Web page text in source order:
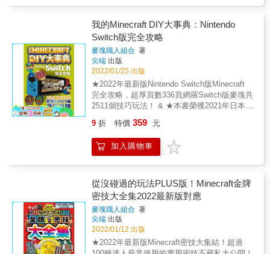
險； 你必須事先了解裝備的組裝材料，才知道
路線，才能有效率的找到最多的資源。 在地底
下冒險，面對隨時可能發生的突發狀況，你必
須臨危不亂才可以安全脫險， 最後你還要跟朋
友協調分工，才能順利打敗在天上飛來飛去的
大魔王。 所以為了打倒這隻終界龍所做的一
切， 都能提升你的空間規劃、進度安排、獨立
思考、危機處理與團隊協調等各項能力 更重要
的是，玩家還不會排斥他，這就是Minecraft 的
片，更能加速這種成長過程。
學生去玩的數位遊戲， 丹麥政府還在遊戲裡蓋
了全國地圖，讓小朋友瞭解人文歷史。 它的名
稱是「Minecraft」，亦稱「我的世界」。 ◎蓋
房子要蓋的好看，就是要3D立體圖 每一個方塊
要放哪一個位置，那個位置要使用什麼材質，
使用3D立體圖最能表達清楚！ 這本書中的每一
個步驟圖都提供3D立體圖解說，看圖照做最容
易瞭解， 還可以訓練在智力測驗上常遇到的立
體空間概念，邊看邊學，一舉數得！
我的Minecraft DIY大事典：Nintendo
Switch版完全攻略
麥塊職人組合 著
尖端 出版
2022/01/25 出版
★2022年最新版Nintendo Switch版Minecraft
完全攻略，超厚頁數336頁網羅Switch版麥塊共
2511個技巧玩法！ & ★本書榮獲2021年日本
Minecraft Switch版玩家歡迎的攻略本繁體中文
版正式在台上市！ & ★由擁有校對編輯三十餘
本Minecraft書籍經驗，全國最專業的Minecraft
心閱讀！ & Minecraft Switch主機憑藉著獨有的
操作方式，讓玩Switch版麥塊的玩家擁較獨特
的遊戲體驗。而且玩Switch版麥塊的玩家年齡
層偏低，這些體驗上的差異，可能無法自己去
應變，所以Switch版雖然也屬於基岩版，但有
必要特別獨立出來以最新版本依照各種玩法做
完全的介紹，才算真正照顧好Switch版麥塊的
9 折 特價 359 元
加入購物車
從沒碰過的玩法PLUS版！Minecraft金牌
密技大全集2022最新版對應
麥塊職人組合 著
尖端 出版
2022/01/12 出版
★2022年最新版Minecraft密技大集結！超過